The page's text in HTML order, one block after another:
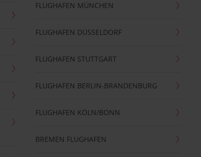
FLUGHAFEN MÜNCHEN
FLUGHAFEN DÜSSELDORF
FLUGHAFEN STUTTGART
FLUGHAFEN BERLIN-BRANDENBURG
FLUGHAFEN KÖLN/BONN
BREMEN FLUGHAFEN